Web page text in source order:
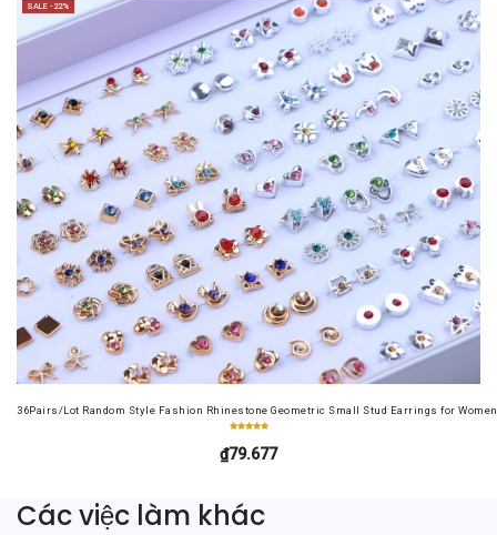
SALE -22%
36Pairs/Lot Random Style Fashion Rhinestone Geometric Small Stud Earrings for
₫79.677
Các việc làm khác